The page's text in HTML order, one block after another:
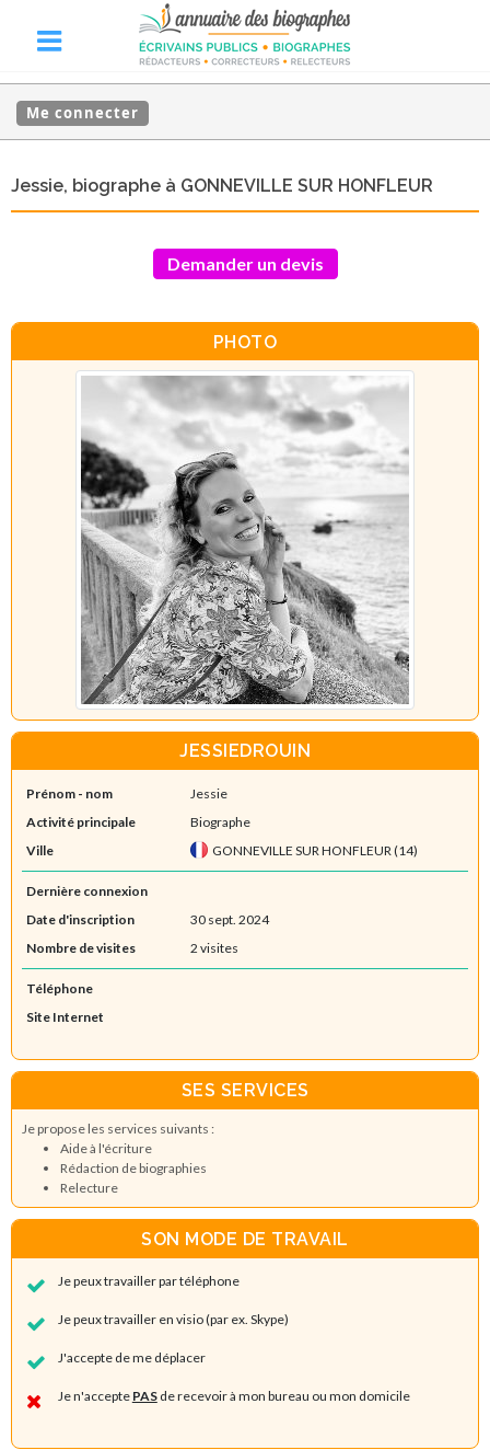
Me connecter
Jessie, biographe à GONNEVILLE SUR HONFLEUR
Demander un devis
PHOTO
JESSIEDROUIN
Prénom - nom
Jessie
Activité principale
Biographe
Ville
GONNEVILLE SUR HONFLEUR (14)
Dernière connexion
Date d'inscription
30 sept. 2024
Nombre de visites
2 visites
Téléphone
Site Internet
SES SERVICES
Je propose les services suivants :
Aide à l'écriture
Rédaction de biographies
Relecture
SON MODE DE TRAVAIL
Je peux travailler par téléphone
Je peux travailler en visio (par ex. Skype)
J'accepte de me déplacer
Je n'accepte PASde recevoir à mon bureau ou mon domicile